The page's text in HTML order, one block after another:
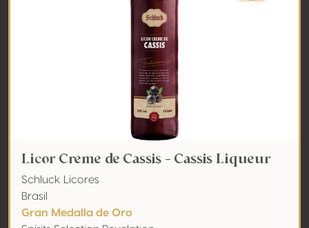
Licor Creme de Cassis - Cassis Liqueur
Schluck Licores
Brasil
Gran Medalla de Oro